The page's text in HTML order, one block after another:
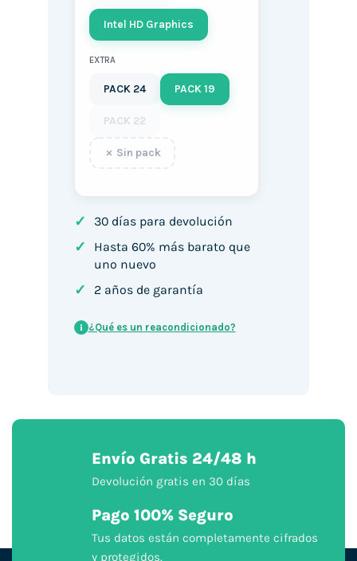
Intel HD Graphics
EXTRA
PACK 24 PACK 19
PACK 22
Sin pack
✓ 30 días para devolución
✓
Hasta 60% más barato que
uno nuevo
✓ 2 años de garantía
i ¿Qué es un reacondicionado?
Envío Gratis 24/48 h
Devolución gratis en 30 días
Pago 100% Seguro
Tus datos están completamente cifrados
y protegidos.